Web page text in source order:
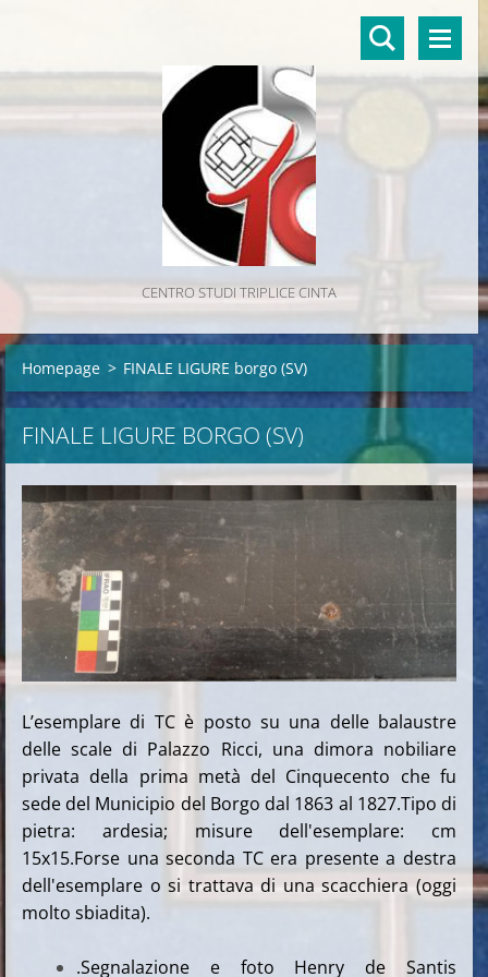
CENTRO STUDI TRIPLICE CINTA
Homepage > FINALE LIGURE borgo (SV)
FINALE LIGURE BORGO (SV)
L’esemplare di TC è posto su una delle balaustre
delle scale di Palazzo Ricci, una dimora nobiliare
privata della prima metà del Cinquecento che fu
sede del Municipio del Borgo dal 1863 al 1827.Tipo di
pietra: ardesia; misure dell'esemplare: cm
15x15.Forse una seconda TC era presente a destra
dell'esemplare o si trattava di una scacchiera (oggi
molto sbiadita).
.Segnalazione e foto Henry de Santis